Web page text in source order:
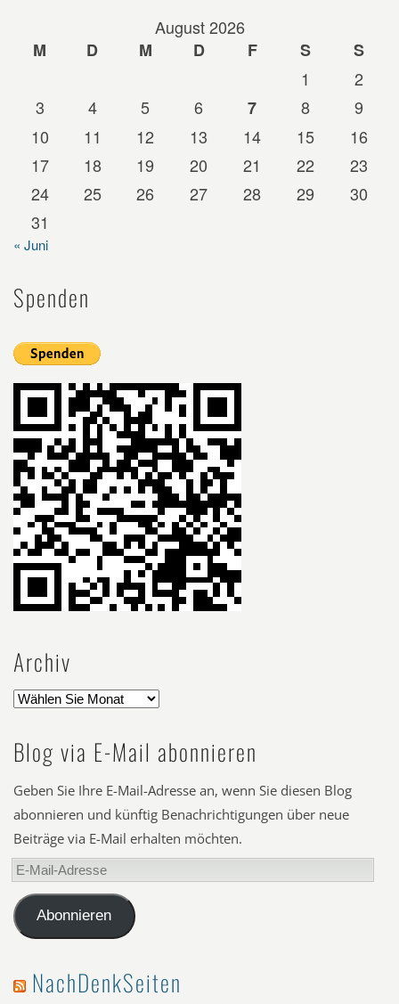
August 2026
M
D M D F S
S
1
2
3
4 5 6 7 8
9
10
11 12 13 14 15
16
17
18 19 20 21 22
23
24
25 26 27 28 29
30
31
« Juni
Spenden
Archiv
Blog via E-Mail abonnieren
Geben Sie Ihre E-Mail-Adresse an, wenn Sie diesen Blog
abonnieren und künftig Benachrichtigungen über neue
Beiträge via E-Mail erhalten möchten.
E-
Mail-
AdresseAbonnieren
NachDenkSeiten